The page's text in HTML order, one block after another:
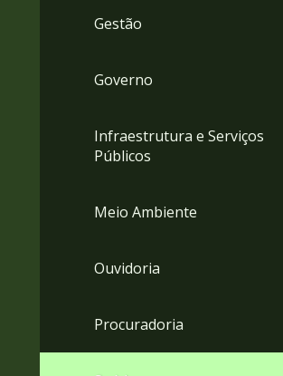
Gestão
Governo
Infraestrutura e Serviços
Públicos
Meio Ambiente
Ouvidoria
Procuradoria